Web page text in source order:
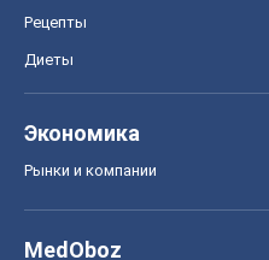
Рецепты
Диеты
Экономика
Рынки и компании
MedOboz